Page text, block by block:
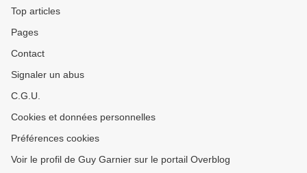
Top articles
Pages
Contact
Signaler un abus
C.G.U.
Cookies et données personnelles
Préférences cookies
Voir le profil de Guy Garnier sur le portail Overblog